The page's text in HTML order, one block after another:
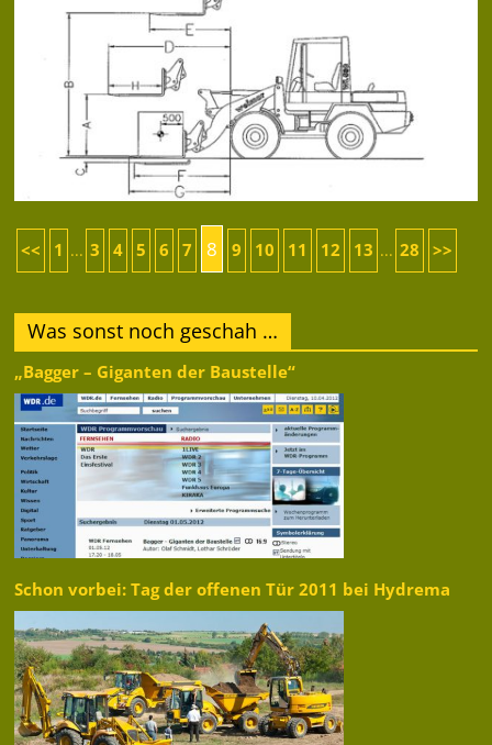
<< 1 ... 3 4 5 6 7 8 9 10 11 12 13 ... 28 >>
Was sonst noch geschah …
„Bagger – Giganten der Baustelle“
Schon vorbei: Tag der offenen Tür 2011 bei Hydrema